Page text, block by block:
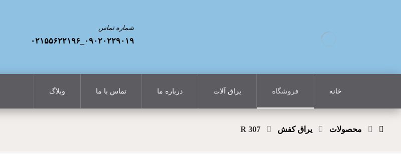
شماره تماس
۰۹۰۲۰۲۲۹۰۱۹_۰۲۱۵۵۶۲۲۱۹۶
خانه فروشگاه یراق آلات درباره ما تماس با ما وبلاگ
محصولات یراق کفش R 307